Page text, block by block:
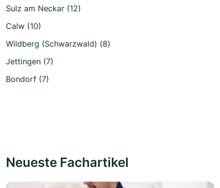
Sulz am Neckar (12)
Calw (10)
Wildberg (Schwarzwald) (8)
Jettingen (7)
Bondorf (7)
Neueste Fachartikel